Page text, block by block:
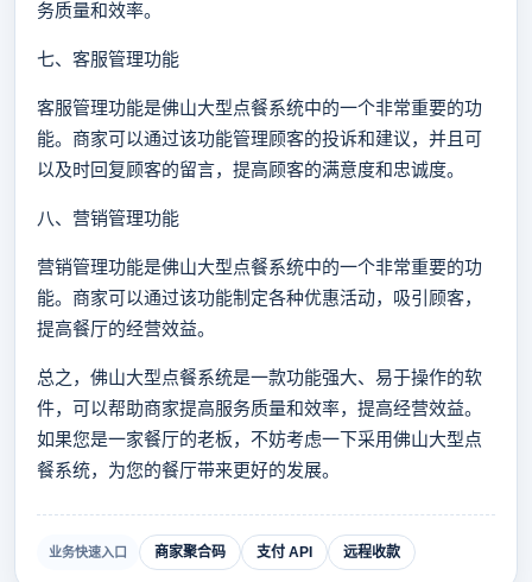
务质量和效率。
七、客服管理功能
客服管理功能是佛山大型点餐系统中的一个非常重要的功
能。商家可以通过该功能管理顾客的投诉和建议，并且可
以及时回复顾客的留言，提高顾客的满意度和忠诚度。
八、营销管理功能
营销管理功能是佛山大型点餐系统中的一个非常重要的功
能。商家可以通过该功能制定各种优惠活动，吸引顾客，
提高餐厅的经营效益。
总之，佛山大型点餐系统是一款功能强大、易于操作的软
件，可以帮助商家提高服务质量和效率，提高经营效益。
如果您是一家餐厅的老板，不妨考虑一下采用佛山大型点
餐系统，为您的餐厅带来更好的发展。
业务快速入口 商家聚合码 支付 API 远程收款